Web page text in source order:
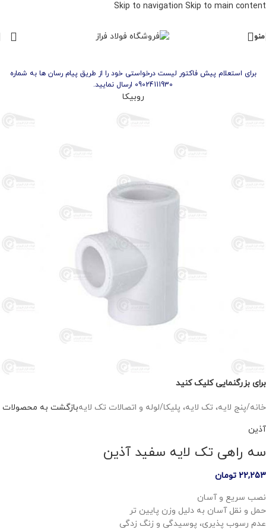
Skip to navigation Skip to main content
منو
برای استعلام پیش فاکتور لیست درخواستی خود را از طریق پیام رسان ها به شماره
09024111930 ارسال نمایید.
روبیکا
برای بزرگنمایی کلیک کنید
خانه/پنج لایه، تک لایه، پلیکا/لوله و اتصالات تک لایهبازگشت به محصولات
آذین
سه راهی تک لایه سفید آذین
22,253 تومان
نصب سریع و آسان
حمل و نقل آسان به دلیل وزن پایین تر
عدم رسوب پذیری، پوسیدگی و زنگ زدگی